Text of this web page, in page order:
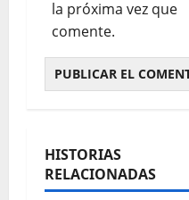
la próxima vez que
comente.
HISTORIAS
RELACIONADAS
Internacionales